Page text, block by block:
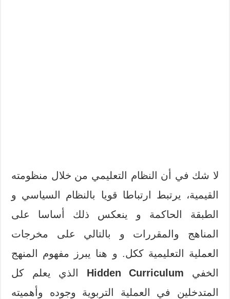
لا شك في أن النظام التعليمي من خلال منظومته
القيمية، يرتبط ارتباطا قويا بالنظام السياسي و
الطبقة الحاكمة و ينعكس ذلك أساسا على
المناهج والمقررات و بالتالي على مخرجات
العملية التعليمية ككل. و هنا يبرز مفهوم المنهج
الخفي Hidden Curriculum الذي يعلم كل
المتدخلين في العملية التربوية وجوده وأهميته